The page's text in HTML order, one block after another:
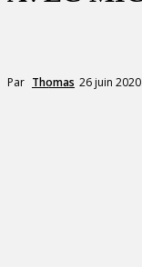
Par Thomas 26 juin 2020